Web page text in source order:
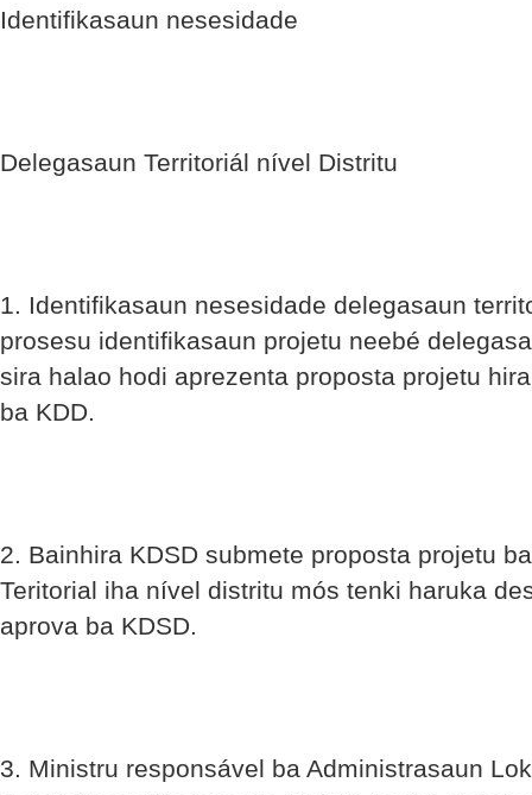
Identifikasaun nesesidade
Delegasaun Territoriál nível Distritu
1. Identifikasaun nesesidade delegasaun
prosesu identifikasaun projetu neebé
sira halao hodi aprezenta proposta projetu
ba KDD.
2. Bainhira KDSD submete proposta projetu
Teritorial iha nível distritu mós tenki haruka
aprova ba KDSD.
3. Ministru responsável ba Administrasaun